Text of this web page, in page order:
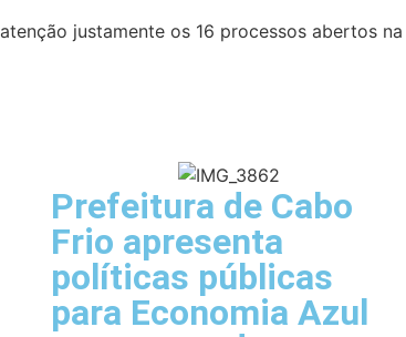
justamente os 16 processos abertos na
Prefeitura de Cabo
Frio apresenta
políticas públicas
para Economia Azul